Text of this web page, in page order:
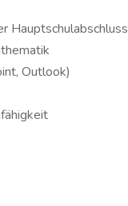
Hauptschulabschluss
Outlook)